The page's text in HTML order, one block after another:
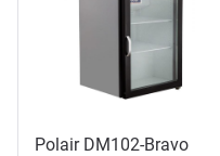
Polair DM102-Bravo